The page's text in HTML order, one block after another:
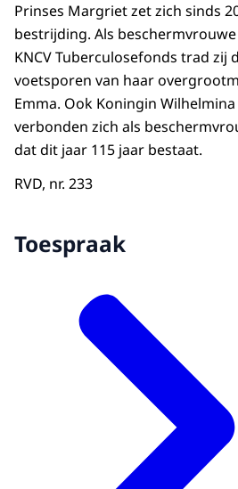
Prinses Margriet zet zich sinds
bestrijding. Als
KNCV Tuberculosefonds trad zij
voetsporen van haar
Emma. Ook Koningin
verbonden zich als
dat dit jaar 115 jaar bestaat.
RVD, nr. 233
Toespraak